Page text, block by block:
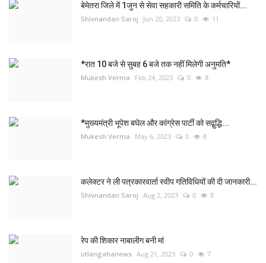
वीडियो बेमेतरा जिले में 1जुन से सेवा सहकारी समिति के कर्मचारियों...
Shivnandan Saroj Jun 20, 2023 0 11
*रात 10 बजे से सुबह 6 बजे तक नहीं मिलेगी अनुमति*
Mukesh Verma Feb 24, 2023 0 8
*मुख्यमंत्री भूपेश बघेल और कांग्रेस पार्टी को सद्बुद्धि...
Mukesh Verma May 6, 2023 0 8
कलेक्टर ने ली पत्रकारवार्ता स्वीप गतिविधियों की दी जानकारी...
Shivnandan Saroj Aug 2, 2023 0 8
रेप की शिकार नाबालीग बनी मां
utlangahanews Aug 21, 2023 0 7